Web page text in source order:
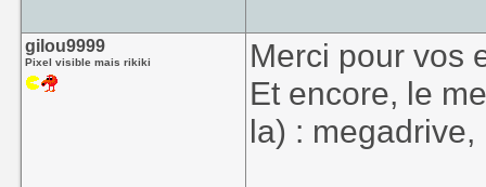
gilou9999
Pixel visible mais rikiki
Merci pour vos
Et encore, le
la) :